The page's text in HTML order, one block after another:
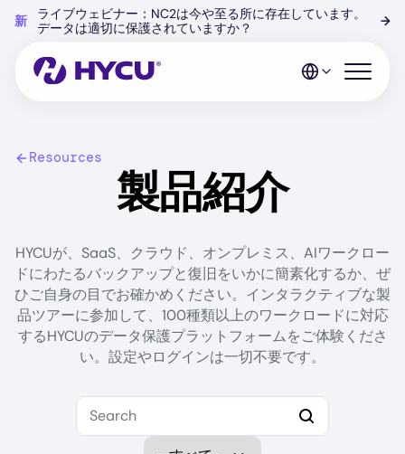
content
新
ライブウェビナー：NC2は今や至る所に存在しています。
データは適切に保護されていますか？
→
Open
Resources
製品紹介
HYCUが、SaaS、クラウド、オンプレミス、AIワークロー
ドにわたるバックアップと復旧をいかに簡素化するか、ぜ
ひご自身の目でお確かめください。インタラクティブな製
品ツアーに参加して、100種類以上のワークロードに対応
するHYCUのデータ保護プラットフォームをご体験くださ
い。設定やログインは一切不要です。
Search
Select Data Protection